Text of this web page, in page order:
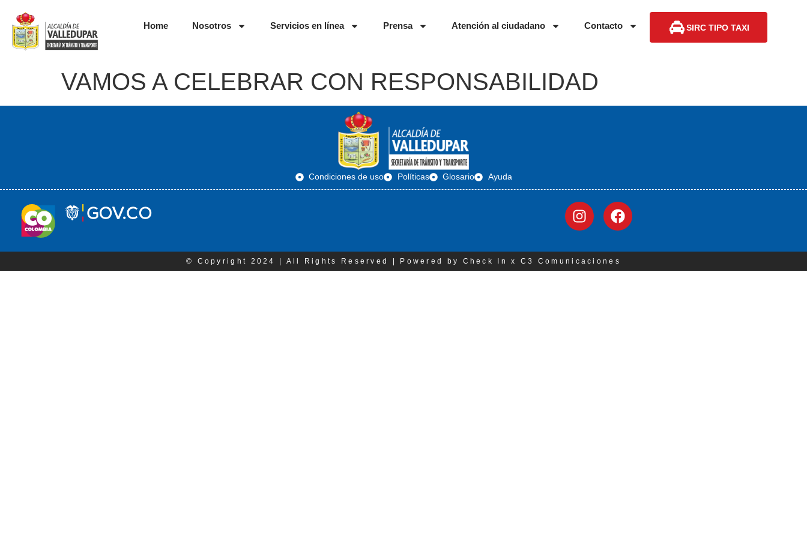
Home Nosotros Servicios en línea Prensa Atención al ciudadano Contacto SIRC TIPO TAXI
VAMOS A CELEBRAR CON RESPONSABILIDAD
Condiciones de uso Políticas Glosario Ayuda
© Copyright 2024 | All Rights Reserved | Powered by Check In x C3 Comunicaciones